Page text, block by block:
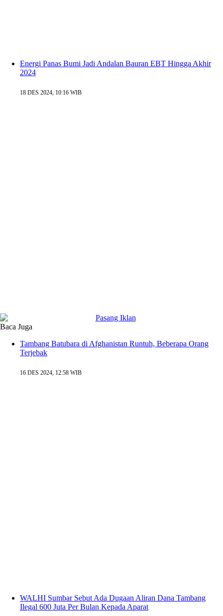
Energi Panas Bumi Jadi Andalan Bauran EBT Hingga Akhir
2024
18 DES 2024, 10:16 WIB
Baca Juga
Tambang Batubara di Afghanistan Runtuh, Beberapa Orang
Terjebak
16 DES 2024, 12:58 WIB
WALHI Sumbar Sebut Ada Dugaan Aliran Dana Tambang
Ilegal 600 Juta Per Bulan Kepada Aparat